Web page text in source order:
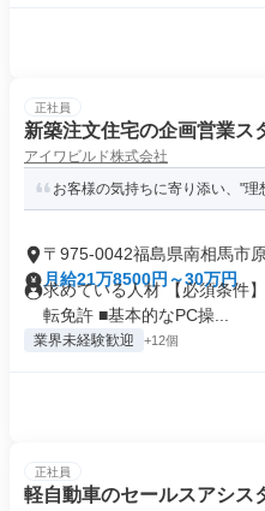
正社員
新築注文住宅の企画営業ス
アイワビルド株式会社
お客様の気持ちに寄り添い、"理
〒975-0042福島県南相馬市
月給21万8500円～30万円
求めている人材 【必須条件
転免許 ■基本的なPC操...
業界未経験歓迎 +12個
正社員
軽自動車のセールスアシス